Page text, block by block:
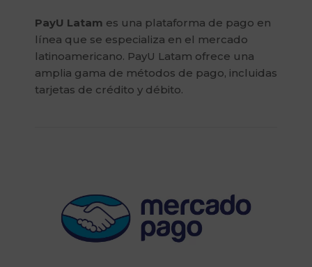
PayU Latam es una plataforma de pago en
línea que se especializa en el mercado
latinoamericano. PayU Latam ofrece una
amplia gama de métodos de pago, incluidas
tarjetas de crédito y débito.